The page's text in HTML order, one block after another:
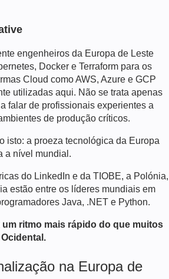
engenheiros da Europa de Leste
Docker e Terraform para os
Cloud como AWS, Azure e GCP
utilizadas aqui. Não se trata apenas
falar de profissionais experientes a
de produção críticos.
isto: a proeza tecnológica da Europa
a nível mundial.
do LinkedIn e da TIOBE, a Polónia,
estão entre os líderes mundiais em
Java, .NET e Python.
um ritmo mais rápido do que muitos
na Europa de